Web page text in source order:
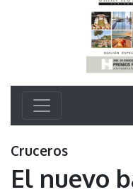
Cruceros
El nuevo